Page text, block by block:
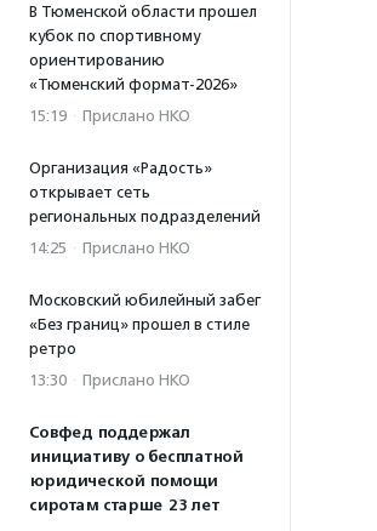
В Тюменской области прошел
кубок по спортивному
ориентированию
«Тюменский формат-2026»
15:19 · Прислано НКО
Организация «Радость»
открывает сеть
региональных подразделений
14:25 · Прислано НКО
Московский юбилейный забег
«Без границ» прошел в стиле
ретро
13:30 · Прислано НКО
Совфед поддержал
инициативу о бесплатной
юридической помощи
сиротам старше 23 лет